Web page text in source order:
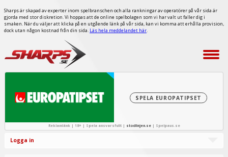
Sharps är skapad av experter inom spelbranschen och alla rankningar av operatörer på vår sida är
gjorda med stor diskretion. Vi hoppas att de online spelbolagen som vi har valt ut faller dig i
smaken. När du väljer att klicka på en utgående länk på vår sida, kan vi komma att erhålla provision,
dock utan någon kostnad från din sida. Läs hela meddelandet här.
SPELA EUROPATIPSET
Reklamlänk | 18+ | Spela ansvarsfullt | stodlinjen.se| Spelpaus.se
Logga in